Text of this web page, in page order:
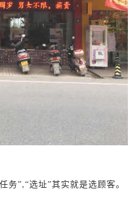
务”,“选址”其实就是选顾客。